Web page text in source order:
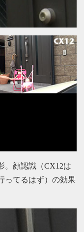
。顔認識（CX12は
ってるはず）の効果